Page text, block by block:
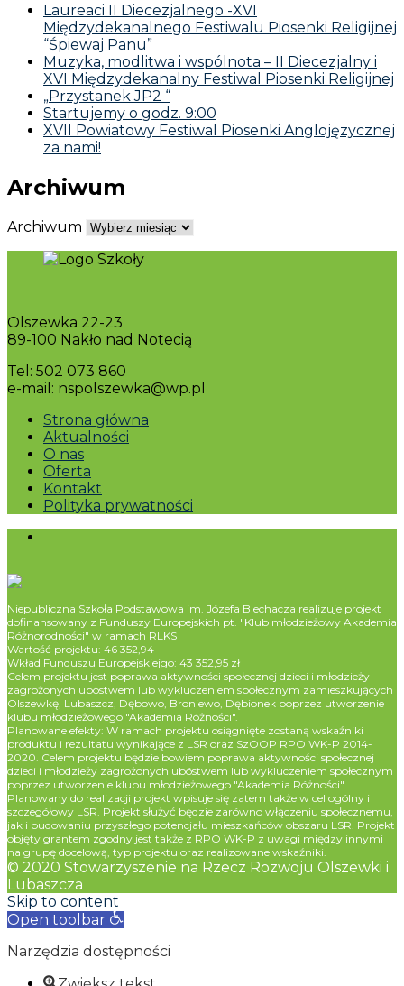
Laureaci II Diecezjalnego -XVI
Międzydekanalnego Festiwalu Piosenki Religijnej
“Śpiewaj Panu”
Muzyka, modlitwa i wspólnota – II Diecezjalny i
XVI Międzydekanalny Festiwal Piosenki Religijnej
„Przystanek JP2 “
Startujemy o godz. 9:00
XVII Powiatowy Festiwal Piosenki Anglojęzycznej
za nami!
Archiwum
Archiwum
Olszewka 22-23
89-100 Nakło nad Notecią
Tel: 502 073 860
e-mail: nspolszewka@wp.pl
Strona główna
Aktualności
O nas
Oferta
Kontakt
Polityka prywatności
Niepubliczna Szkoła Podstawowa im. Józefa Blechacza realizuje projekt
dofinansowany z Funduszy Europejskich pt. "Klub młodzieżowy Akademia
Różnorodności" w ramach RLKS
Wartość projektu: 46 352,94
Wkład Funduszu Europejskiejgo: 43 352,95 zł
Celem projektu jest poprawa aktywności społecznej dzieci i młodzieży
zagrożonych ubóstwem lub wykluczeniem społecznym zamieszkujących
Olszewkę, Lubaszcz, Dębowo, Broniewo, Dębionek poprzez utworzenie
klubu młodzieżowego "Akademia Różności".
Planowane efekty: W ramach projektu osiągnięte zostaną wskaźniki
produktu i rezultatu wynikające z LSR oraz SzOOP RPO WK-P 2014-
2020. Celem projektu będzie bowiem poprawa aktywności społecznej
dzieci i młodzieży zagrożonych ubóstwem lub wykluczeniem społecznym
poprzez utworzenie klubu młodzieżowego "Akademia Różności".
Planowany do realizacji projekt wpisuje się zatem także w cel ogólny i
szczegółowy LSR. Projekt służyć będzie zarówno włączeniu społecznemu,
jak i budowaniu przyszłego potencjału mieszkańców obszaru LSR. Projekt
objęty grantem zgodny jest także z RPO WK-P z uwagi między innymi
na grupę docelową, typ projektu oraz realizowane wskaźniki.
© 2020 Stowarzyszenie na Rzecz Rozwoju Olszewki i
Lubaszcza
Skip to content
Open toolbar
Narzędzia dostępności